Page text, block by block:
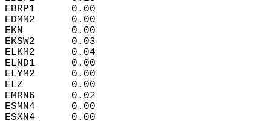
EBRP1      0.00
EDMM2      0.00
EKN        0.00
EKSW2      0.03
ELKM2      0.04
ELND1      0.00
ELYM2      0.00
ELZ        0.00
EMRN6      0.02
ESMN4      0.00
ESXN4      0.00